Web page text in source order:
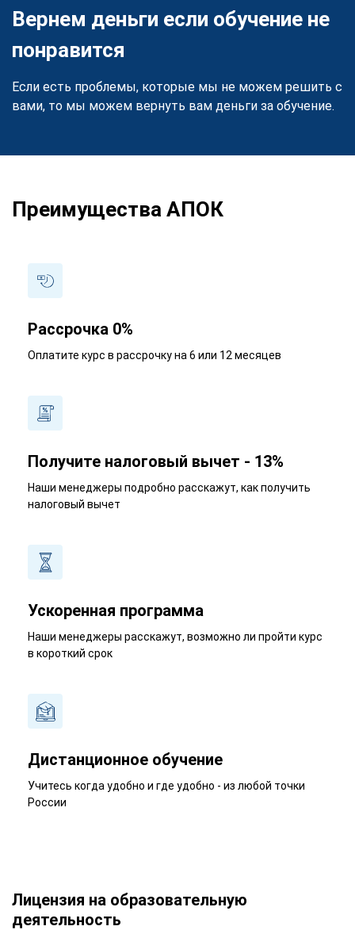
Вернем деньги если обучение не
понравится
Если есть проблемы, которые мы не можем решить с
вами, то мы можем вернуть вам деньги за обучение.
Преимущества АПОК
Рассрочка 0%
Оплатите курс в рассрочку на 6 или 12 месяцев
Получите налоговый вычет - 13%
Наши менеджеры подробно расскажут, как получить
налоговый вычет
Ускоренная программа
Наши менеджеры расскажут, возможно ли пройти курс
в короткий срок
Дистанционное обучение
Учитесь когда удобно и где удобно - из любой точки
России
Лицензия на образовательную
деятельность